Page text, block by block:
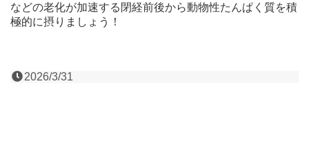
などの老化が加速する閉経前後から動物性たんぱく質を積
極的に摂りましょう！
2026/3/31